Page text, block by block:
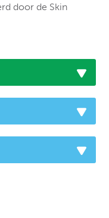
door de Skin